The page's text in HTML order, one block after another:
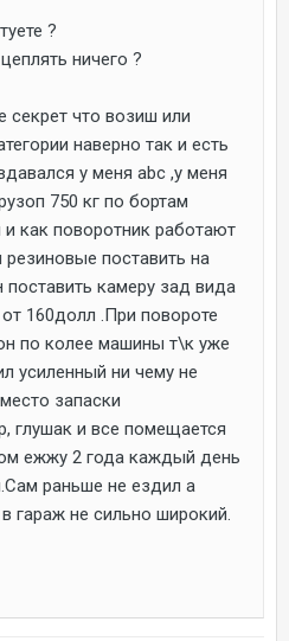
?
ничего ?
секрет что возиш или
наверно так и есть
у меня abc ,у меня
750 кг по бортам
и как поворотник работают
поставить на
камеру зад вида
160долл .При повороте
по колее машины т\к уже
усиленный ни чему не
запаски
глушак и все помещается
ежжу 2 года каждый день
раньше не ездил а
гараж не сильно широкий.